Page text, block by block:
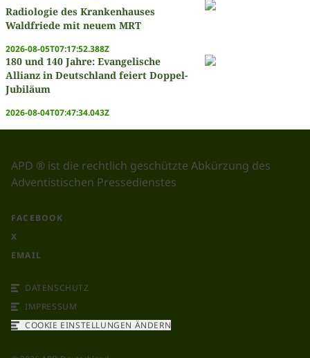
Radiologie des Krankenhauses
Waldfriede mit neuem MRT
2026-08-05T07:17:52.388Z
180 und 140 Jahre: Evangelische
Allianz in Deutschland feiert Doppel-
Jubiläum
2026-08-04T07:47:34.043Z
APD ® ist die rechtlich geschützte Abkürzung des
Adventistischen Pressedienstes
FACEBOOK
X
EMAIL
DATENSCHUTZ
IMPRESSUM
COOKIE EINSTELLUNGEN ÄNDERN